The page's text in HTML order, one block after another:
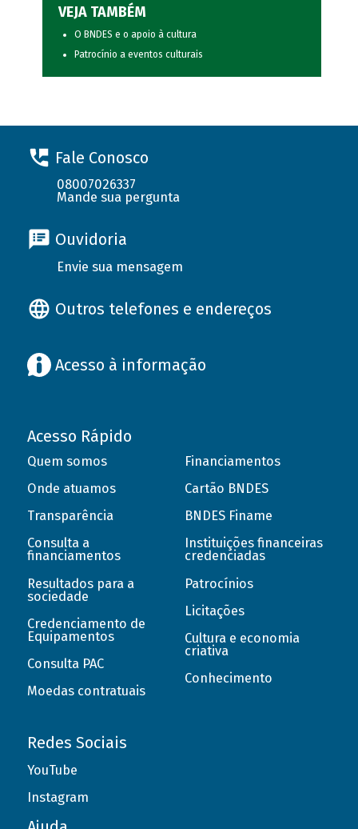
VEJA TAMBÉM
O BNDES e o apoio à cultura
Patrocínio a eventos culturais
Fale Conosco
08007026337
Mande sua pergunta
Ouvidoria
Envie sua mensagem
Outros telefones e endereços
Acesso à informação
Acesso Rápido
Quem somos
Onde atuamos
Transparência
Consulta a
financiamentos
Resultados para a
sociedade
Credenciamento de
Equipamentos
Consulta PAC
Moedas contratuais
Financiamentos
Cartão BNDES
BNDES Finame
Instituições financeiras
credenciadas
Patrocínios
Licitações
Cultura e economia
criativa
Conhecimento
Redes Sociais
YouTube
Instagram